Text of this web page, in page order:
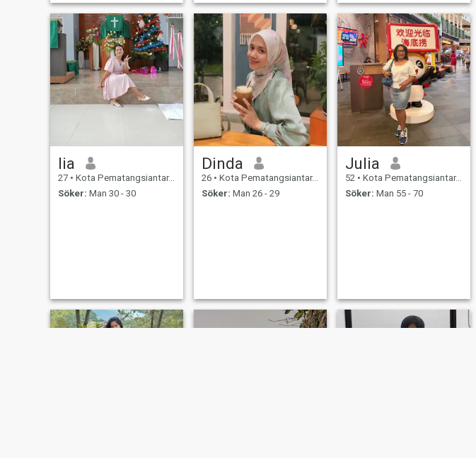
lia
27 • Kota Pematangsiantar, Sumatera Utara, Indonesien
Söker: Man 30 - 30
Dinda
26 • Kota Pematangsiantar, Sumatera Utara, Indonesien
Söker: Man 26 - 29
Julia
52 • Kota Pematangsiantar, Sumatera Utara, Indonesien
Söker: Man 55 - 70